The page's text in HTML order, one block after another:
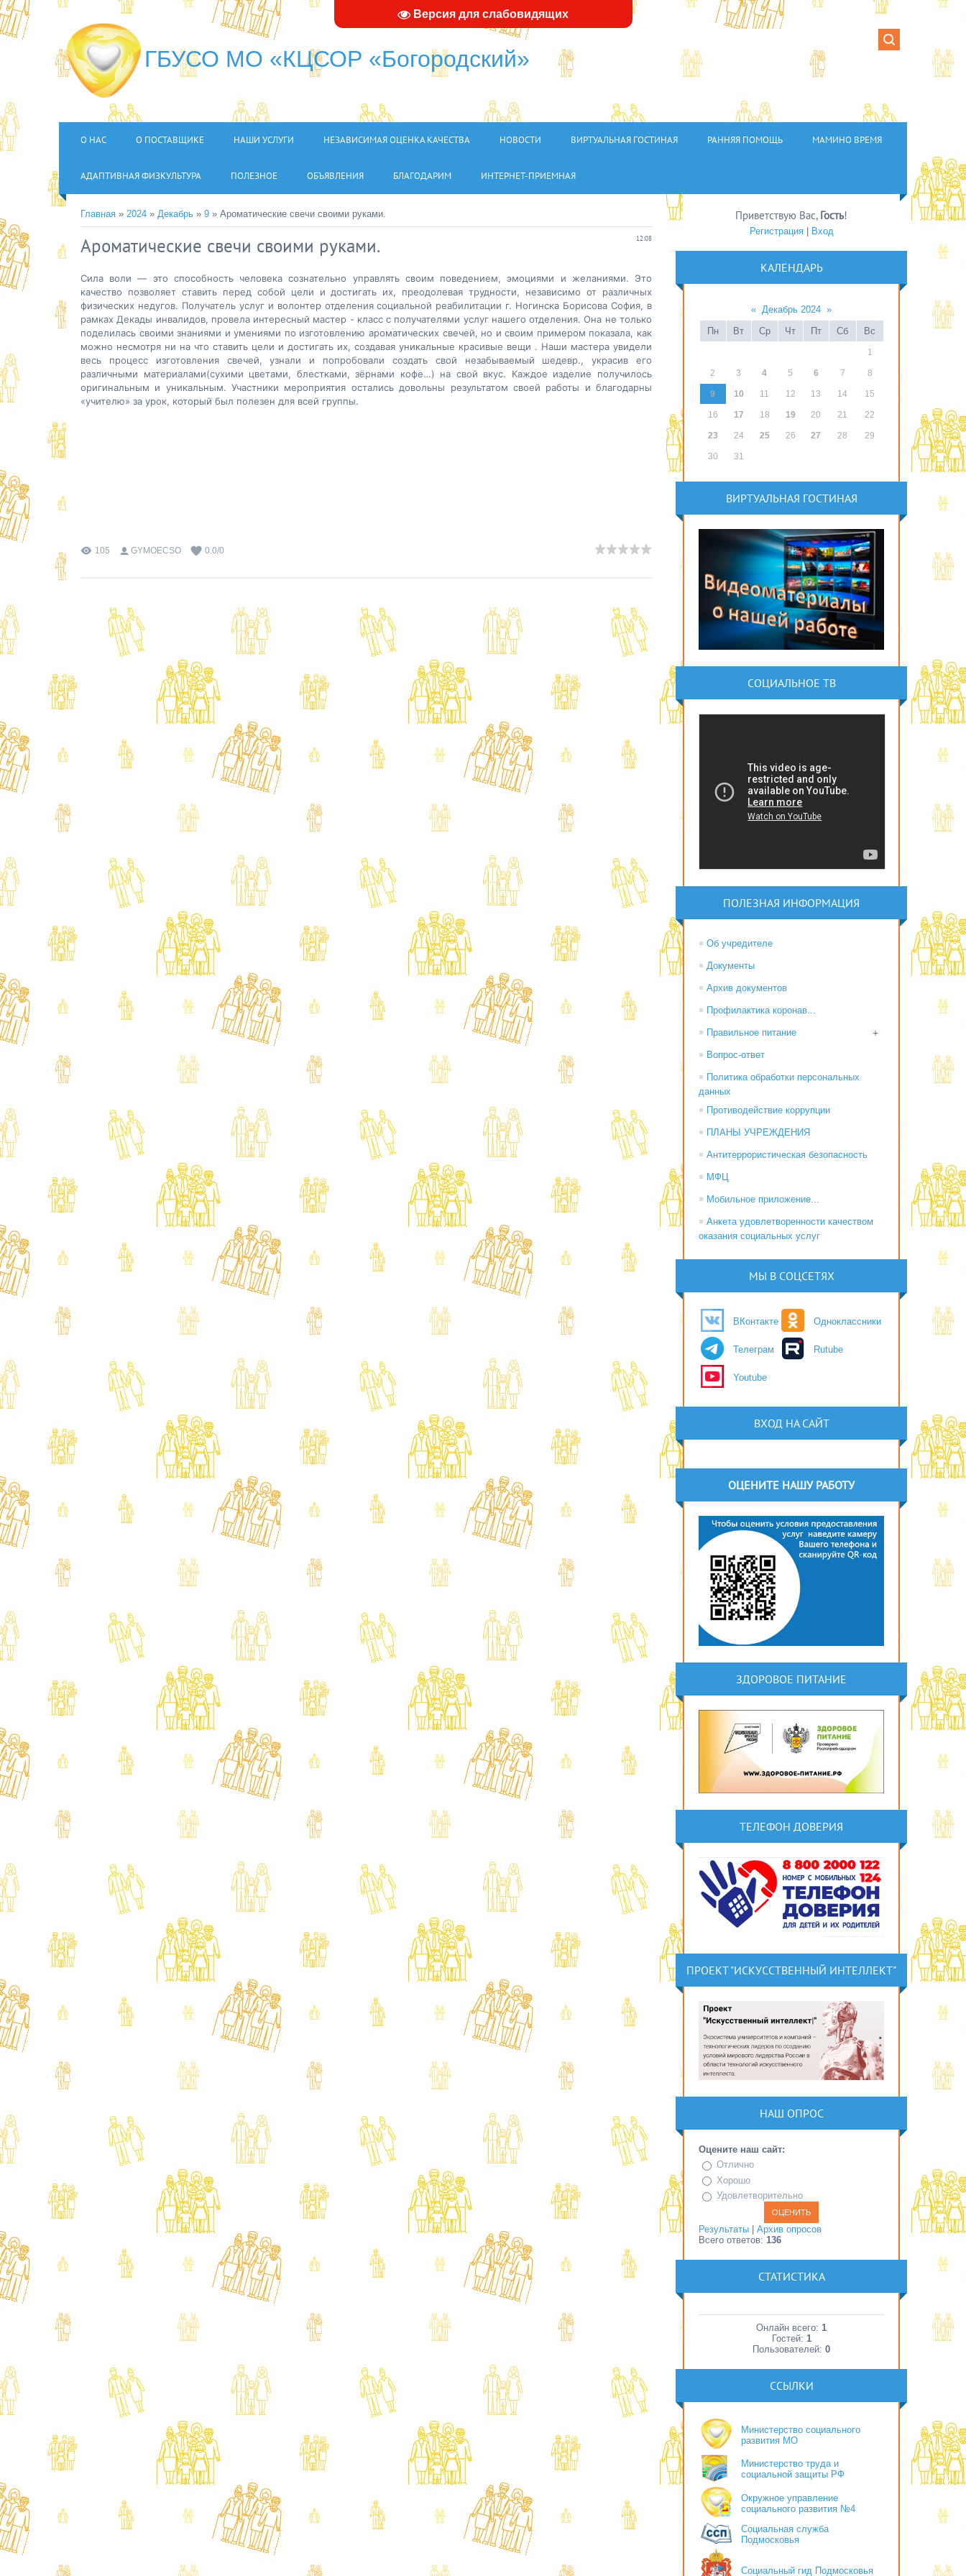
Версия для слабовидящих
ГБУСО МО «КЦСОР «Богородский»
О НАС О ПОСТАВЩИКЕ НАШИ УСЛУГИ НЕЗАВИСИМАЯ ОЦЕНКА КАЧЕСТВА НОВОСТИ ВИРТУАЛЬНАЯ ГОСТИНАЯ РАННЯЯ ПОМОЩЬ МАМИНО ВРЕМЯ
АДАПТИВНАЯ ФИЗКУЛЬТУРА ПОЛЕЗНОЕ ОБЪЯВЛЕНИЯ БЛАГОДАРИМ ИНТЕРНЕТ-ПРИЕМНАЯ
Главная » 2024 » Декабрь » 9 » Ароматические свечи своими руками.
12:08
Ароматические свечи своими руками.
Сила воли — это способность человека сознательно управлять своим поведением, эмоциями и желаниями. Это
качество позволяет ставить перед собой цели и достигать их, преодолевая трудности, независимо от различных
физических недугов. Получатель услуг и волонтер отделения социальной реабилитации г. Ногинска Борисова София, в
рамках Декады инвалидов, провела интересный мастер - класс с получателями услуг нашего отделения. Она не только
поделилась своими знаниями и умениями по изготовлению ароматических свечей, но и своим примером показала, как
можно несмотря ни на что ставить цели и достигать их, создавая уникальные красивые вещи . Наши мастера увидели
весь процесс изготовления свечей, узнали и попробовали создать свой незабываемый шедевр., украсив его
различными материалами(сухими цветами, блестками, зёрнами кофе…) на свой вкус. Каждое изделие получилось
оригинальным и уникальным. Участники мероприятия остались довольны результатом своей работы и благодарны
«учителю» за урок, который был полезен для всей группы.
105 GYMOECSO 0.0/0
Приветствую Вас, Гость!
Регистрация| Вход
КАЛЕНДАРЬ
« Декабрь 2024 »
Пн
Вт Ср Чт Пт Сб Вс
1
2 3 4 5 6 7 8
9 10 11 12 13 14 15
16 17 18 19 20 21 22
23 24 25 26 27 28 29
30 31
ВИРТУАЛЬНАЯ ГОСТИНАЯ
СОЦИАЛЬНОЕ ТВ
ПОЛЕЗНАЯ ИНФОРМАЦИЯ
Об учредителе
Документы
Архив документов
Профилактика коронав...
+
Правильное питание
Вопрос-ответ
Политика обработки персональных
данных
Противодействие коррупции
ПЛАНЫ УЧРЕЖДЕНИЯ
Антитеррористическая безопасность
МФЦ
Мобильное приложение...
Анкета удовлетворенности качеством
оказания социальных услуг
МЫ В СОЦСЕТЯХ
ВКонтакте Одноклассники
Телеграм Rutube
Youtube
ВХОД НА САЙТ
ОЦЕНИТЕ НАШУ РАБОТУ
ЗДОРОВОЕ ПИТАНИЕ
ТЕЛЕФОН ДОВЕРИЯ
ПРОЕКТ "ИСКУССТВЕННЫЙ ИНТЕЛЛЕКТ"
НАШ ОПРОС
Оцените наш сайт:
Отлично
Хорошо
Удовлетворительно
Результаты |Архив опросов
Всего ответов: 136
СТАТИСТИКА
Онлайн всего: 1
Гостей: 1
Пользователей:0
ССЫЛКИ
Министерство социального
развития МО
Министерство труда и
социальной защиты РФ
Окружное управление
социального развития №4
Социальная служба
Подмосковья
Социальный гид Подмосковья